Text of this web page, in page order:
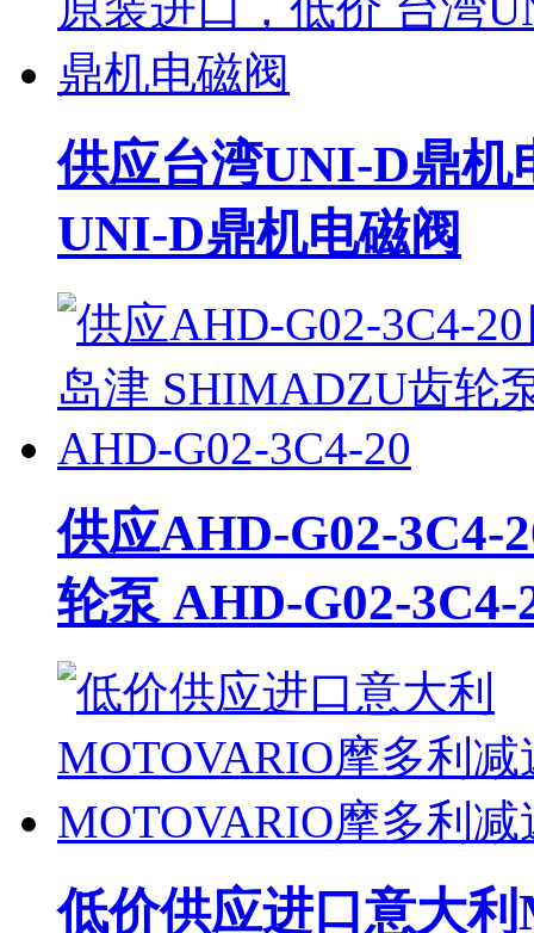
供应台湾UNI-D鼎机
UNI-D鼎机电磁阀
供应AHD-G02-3C4-
轮泵 AHD-G02-3C4-
低价供应进口意大